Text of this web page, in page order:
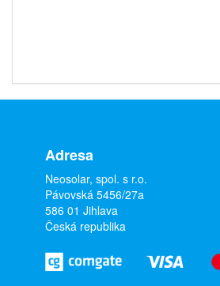
Adresa
Neosolar, spol. s r.o.
Pávovská 5456/27a
586 01 Jihlava
Česká republika